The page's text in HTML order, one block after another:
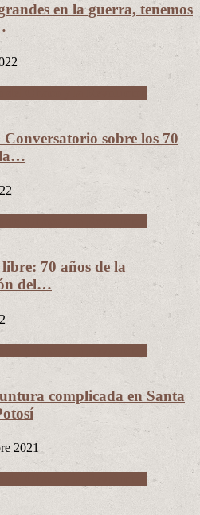
en la guerra, tenemos
Conversatorio sobre los 70
la…
70 años de la
del…
complicada en Santa
2021